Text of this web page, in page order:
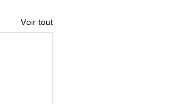
Voir tout